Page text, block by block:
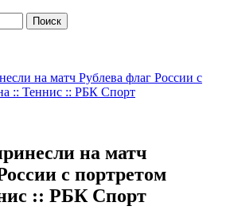
на матч Рублева флаг России с
:: Теннис :: РБК Спорт
на матч
с портретом
:: РБК Спорт